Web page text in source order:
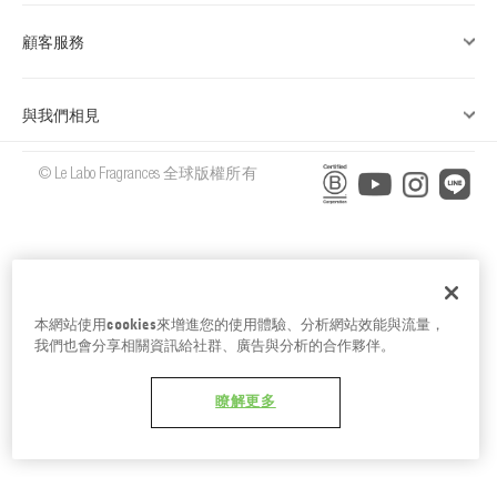
顧客服務
與我們相見
© Le Labo Fragrances 全球版權所有
本網站使用cookies來增進您的使用體驗、分析網站效能與流量，
我們也會分享相關資訊給社群、廣告與分析的合作夥伴。
瞭解更多